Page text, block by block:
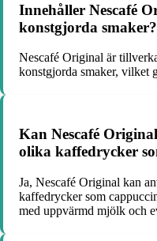
Innehåller Nescafé
konstgjorda smaker?
Nescafé Original är
konstgjorda smaker, vilket
Kan Nescafé
olika kaffedrycker
Ja, Nescafé Original kan
kaffedrycker som
med uppvärmd mjölk och